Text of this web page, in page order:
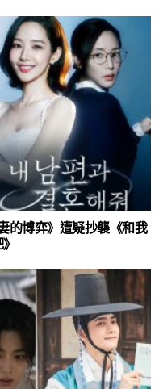
的博弈》遭疑抄襲《和我